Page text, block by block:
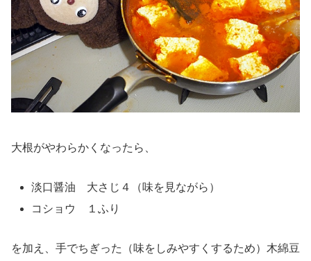
大根がやわらかくなったら、
淡口醤油 大さじ４（味を見ながら）
コショウ １ふり
を加え、手でちぎった（味をしみやすくするため）木綿豆